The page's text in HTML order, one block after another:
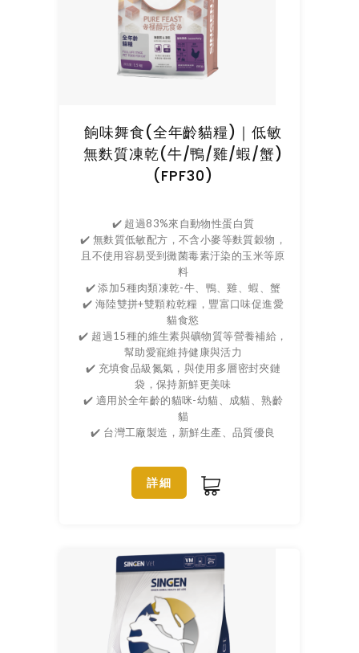
餉味舞食(全年齡貓糧)｜低敏
無麩質凍乾(牛/鴨/雞/蝦/蟹)
(FPF30)
✔️ 超過83%來自動物性蛋白質
✔️ 無麩質低敏配方，不含小麥等麩質穀物，
且不使用容易受到黴菌毒素汙染的玉米等原
料
✔️ 添加5種肉類凍乾-牛、鴨、雞、蝦、蟹
✔️ 海陸雙拼+雙顆粒乾糧，豐富口味促進愛
貓食慾
✔️ 超過15種的維生素與礦物質等營養補給，
幫助愛寵維持健康與活力
✔️ 充填食品級氮氣，與使用多層密封夾鏈
袋，保持新鮮更美味
✔️ 適用於全年齡的貓咪-幼貓、成貓、熟齡
貓
✔️ 台灣工廠製造，新鮮生產、品質優良
詳細